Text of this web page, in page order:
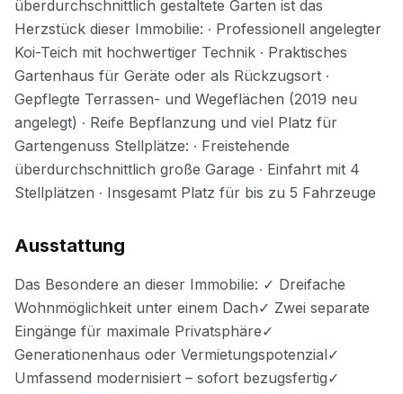
Ausstattung